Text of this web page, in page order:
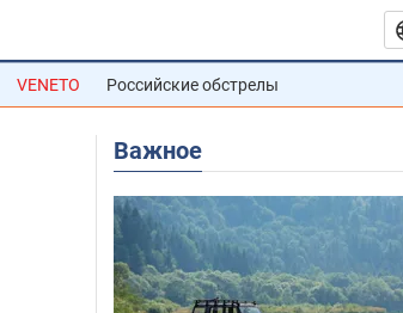
VENETO Российские обстрелы
Важное